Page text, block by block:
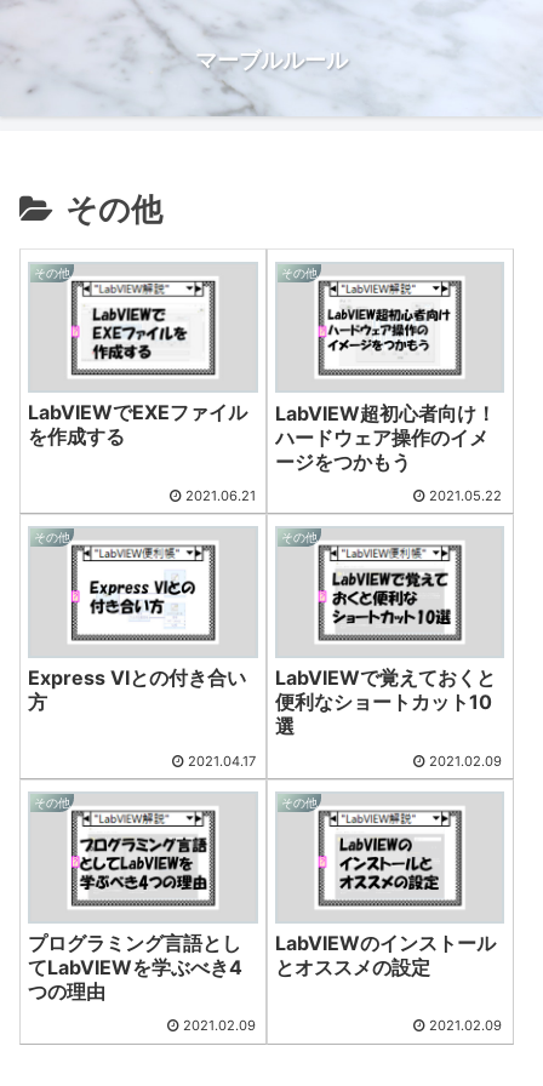
マーブルルール
その他
その他
LabVIEWでEXEファイル
を作成する
2021.06.21
その他
LabVIEW超初心者向け！
ハードウェア操作のイメ
ージをつかもう
2021.05.22
その他
Express VIとの付き合い
方
2021.04.17
その他
LabVIEWで覚えておくと
便利なショートカット10
選
2021.02.09
その他
プログラミング言語とし
てLabVIEWを学ぶべき4
つの理由
2021.02.09
その他
LabVIEWのインストール
とオススメの設定
2021.02.09